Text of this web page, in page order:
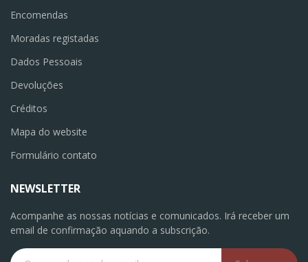
Encomendas
Moradas registadas
Dados Pessoais
Devoluções
Créditos
Mapa do website
Formulário contato
NEWSLETTER
Acompanhe as nossas notícias e comunicados. Irá receber um
email de confirmação aquando a subscrição.